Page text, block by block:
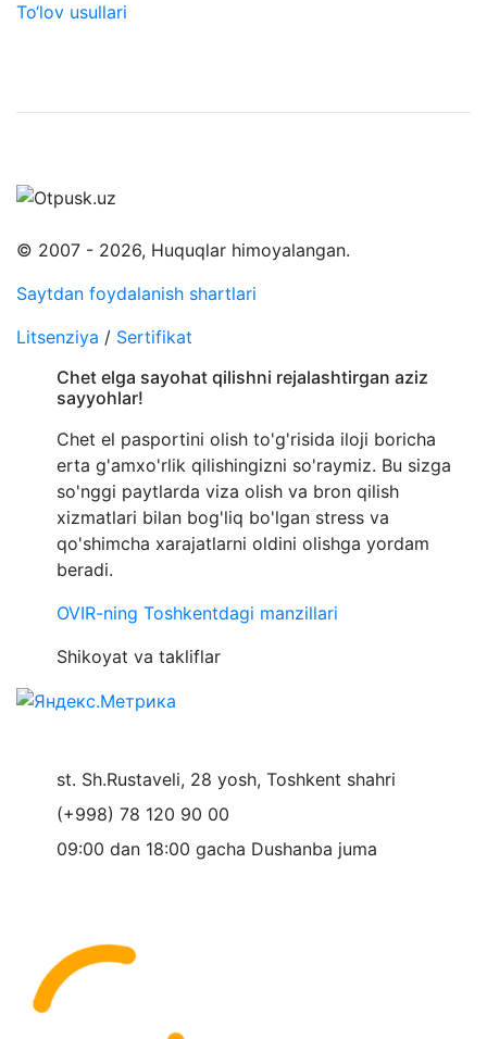
To‘lov usullari
© 2007 - 2026, Huquqlar himoyalangan.
Saytdan foydalanish shartlari
Litsenziya / Sertifikat
Chet elga sayohat qilishni rejalashtirgan aziz
sayyohlar!
Chet el pasportini olish to'g'risida iloji boricha
erta g'amxo'rlik qilishingizni so'raymiz. Bu sizga
so'nggi paytlarda viza olish va bron qilish
xizmatlari bilan bog'liq bo'lgan stress va
qo'shimcha xarajatlarni oldini olishga yordam
beradi.
OVIR-ning Toshkentdagi manzillari
Shikoyat va takliflar
st. Sh.Rustaveli, 28 yosh, Toshkent shahri
(+998) 78 120 90 00
09:00 dan 18:00 gacha Dushanba juma